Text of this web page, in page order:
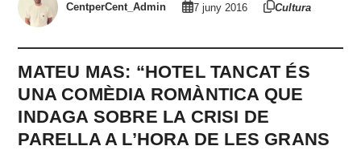
CentperCent_Admin 7 juny 2016 Cultura
MATEU MAS: “HOTEL TANCAT ÉS
UNA COMÈDIA ROMÀNTICA QUE
INDAGA SOBRE LA CRISI DE
PARELLA A L’HORA DE LES GRANS